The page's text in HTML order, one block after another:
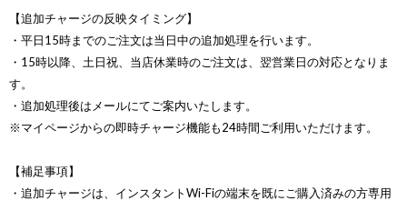
【追加チャージの反映タイミング】
・平日15時までのご注文は当日中の追加処理を行います。
・15時以降、土日祝、当店休業時のご注文は、翌営業日の対応となりま
す。
・追加処理後はメールにてご案内いたします。
※マイページからの即時チャージ機能も24時間ご利用いただけます。
【補足事項】
・追加チャージは、インスタントWi-Fiの端末を既にご購入済みの方専用